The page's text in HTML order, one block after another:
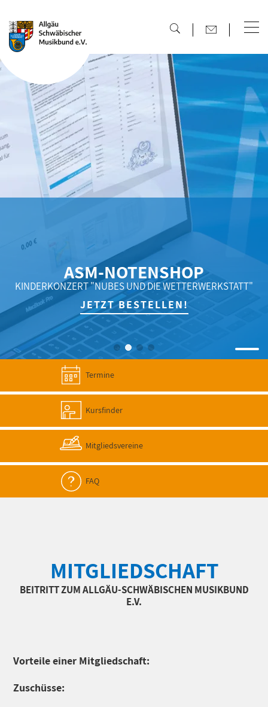
ASM-NOTENSHOP
KINDERKONZERT "NUBES UND DIE WETTERWERKSTATT"
JETZT BESTELLEN!
Termine
Kursfinder
Mitgliedsvereine
FAQ
MITGLIEDSCHAFT
BEITRITT ZUM ALLGÄU-SCHWÄBISCHEN MUSIKBUND
E.V.
Vorteile einer Mitgliedschaft:
Zuschüsse: